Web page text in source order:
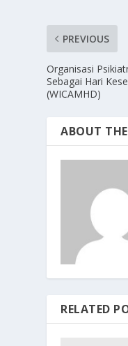
PREVIOUS
Organisasi
Sebagai Hari
(WICAMHD)
ABOUT
RELATED